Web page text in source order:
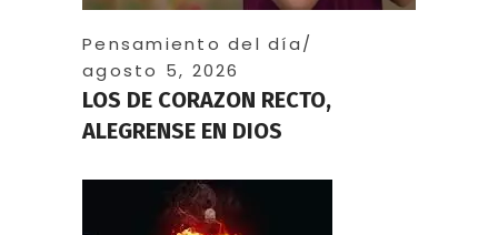
Pensamiento del día
agosto 5, 2026
LOS DE CORAZON RECTO,
ALEGRENSE EN DIOS